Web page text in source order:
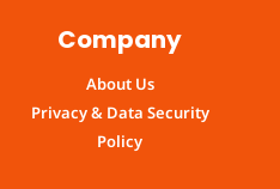
Company
About Us
Privacy & Data Security
Policy